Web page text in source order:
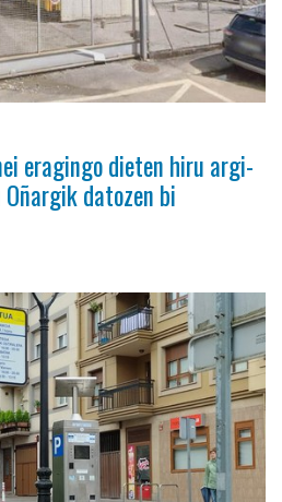
eragingo dieten hiru argi-
datozen bi